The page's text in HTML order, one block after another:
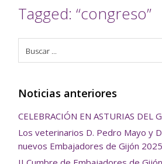
Tagged: “congreso”
Noticias anteriores
CELEBRACIÓN EN ASTURIAS DEL
Los veterinarios D. Pedro Mayo y
nuevos Embajadores de Gijón 2025